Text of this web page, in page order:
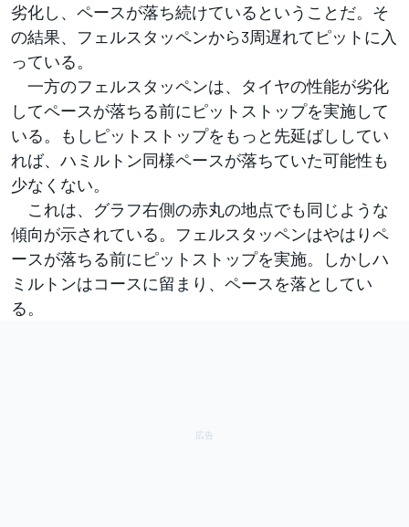
劣化し、ペースが落ち続けているということだ。そ
の結果、フェルスタッペンから3周遅れてピットに入
っている。
一方のフェルスタッペンは、タイヤの性能が劣化
してペースが落ちる前にピットストップを実施して
いる。もしピットストップをもっと先延ばししてい
れば、ハミルトン同様ペースが落ちていた可能性も
少なくない。
これは、グラフ右側の赤丸の地点でも同じような
傾向が示されている。フェルスタッペンはやはりペ
ースが落ちる前にピットストップを実施。しかしハ
ミルトンはコースに留まり、ペースを落としてい
る。